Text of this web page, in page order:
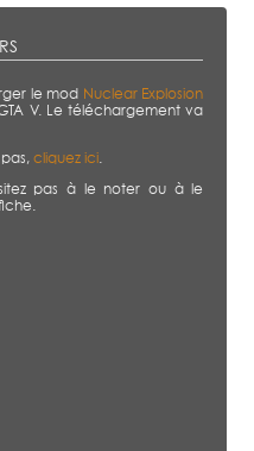
le mod Nuclear Explosion
V. Le téléchargement va
cliquez ici.
pas à le noter ou à le